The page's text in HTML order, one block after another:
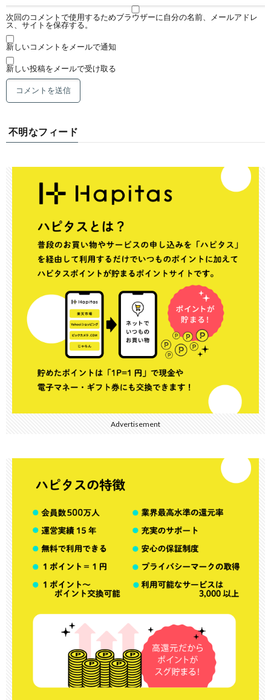
次回のコメントで使用するためブラウザーに自分の名前、メールアドレ
ス、サイトを保存する。
新しいコメントをメールで通知
新しい投稿をメールで受け取る
不明なフィード
Advertisement